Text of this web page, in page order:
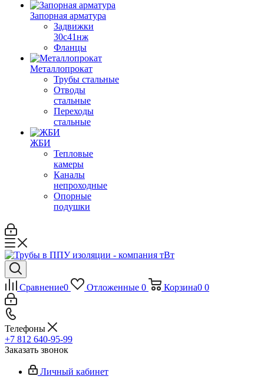
Запорная арматура
Задвижки
30с41нж
Фланцы
Металлопрокат
Трубы стальные
Отводы
стальные
Переходы
стальные
ЖБИ
Тепловые
камеры
Каналы
непроходные
Опорные
подушки
Сравнение0 Отложенные 0 Корзина0 0
Телефоны
+7 812 640-95-99
Заказать звонок
Личный кабинет